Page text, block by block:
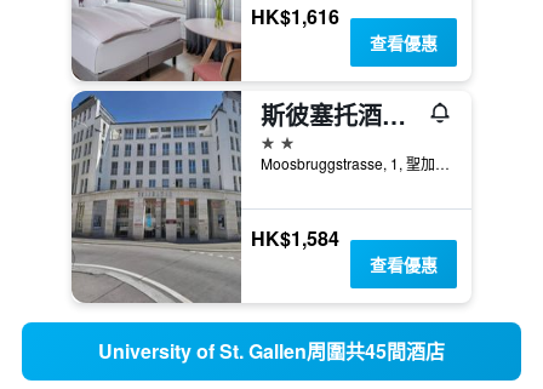
HK$1,616
查看優惠
斯彼塞托酒店 - 聖加倫
2星級
Moosbruggstrasse, 1, 聖加崙, 聖加侖州, 瑞士
HK$1,584
查看優惠
University of St. Gallen周圍共45間酒店